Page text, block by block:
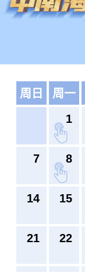
周日 周一
1
7 8
14 15
21 22